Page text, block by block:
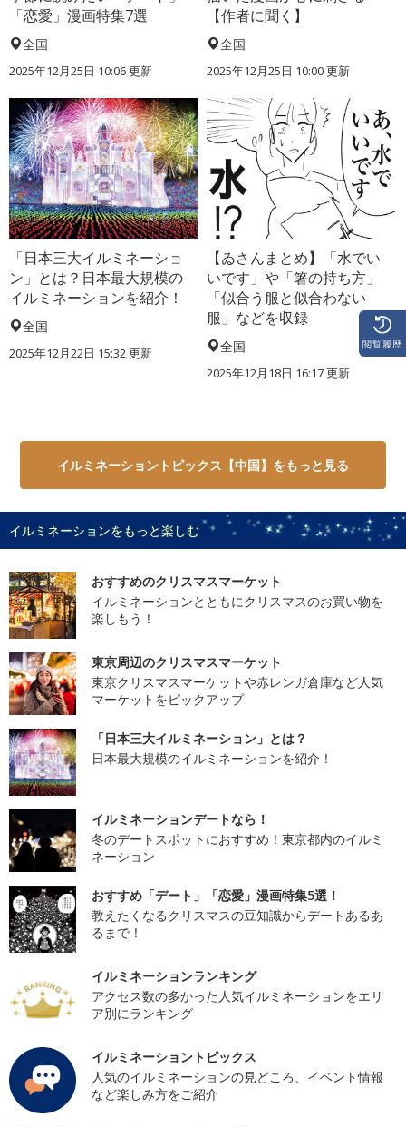
「恋愛」漫画特集7選
全国
2025年12月25日 10:06 更新
【作者に聞く】
全国
2025年12月25日 10:00 更新
「日本三大イルミネーショ
ン」とは？日本最大規模の
イルミネーションを紹介！
全国
2025年12月22日 15:32 更新
【ゐさんまとめ】「水でい
いです」や「箸の持ち方」
「似合う服と似合わない
服」などを収録
全国
2025年12月18日 16:17 更新
イルミネーショントピックス【中国】をもっと見る
イルミネーションをもっと楽しむ
おすすめのクリスマスマーケット
イルミネーションとともにクリスマスのお買い物を
楽しもう！
東京周辺のクリスマスマーケット
東京クリスマスマーケットや赤レンガ倉庫など人気
マーケットをピックアップ
「日本三大イルミネーション」とは？
日本最大規模のイルミネーションを紹介！
イルミネーションデートなら！
冬のデートスポットにおすすめ！東京都内のイルミ
ネーション
おすすめ「デート」「恋愛」漫画特集5選！
教えたくなるクリスマスの豆知識からデートあるあ
るまで！
イルミネーションランキング
アクセス数の多かった人気イルミネーションをエリ
ア別にランキング
イルミネーショントピックス
人気のイルミネーションの見どころ、イベント情報
など楽しみ方をご紹介
閲覧履歴